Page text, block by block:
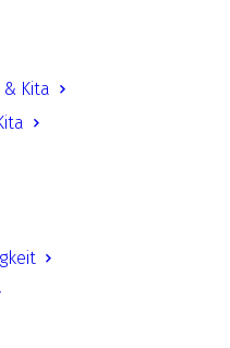
Kita
Ausgabe 8 –
aktuellen